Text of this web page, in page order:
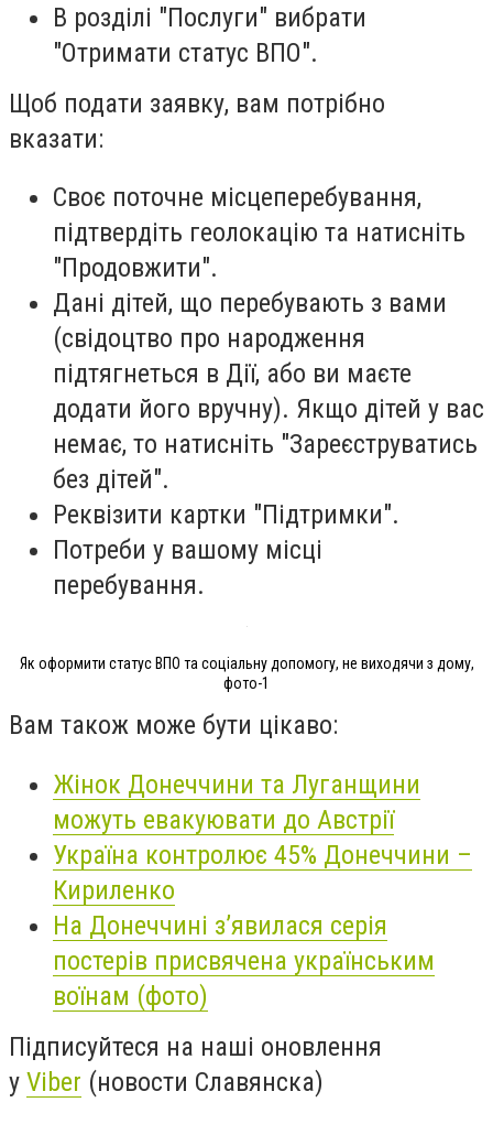
В розділі "Послуги" вибрати
"Отримати статус ВПО".
Щоб подати заявку, вам потрібно
вказати:
Своє поточне місцеперебування,
підтвердіть геолокацію та натисніть
"Продовжити".
Дані дітей, що перебувають з вами
(свідоцтво про народження
підтягнеться в Дії, або ви маєте
додати його вручну). Якщо дітей у вас
немає, то натисніть "Зареєструватись
без дітей".
Реквізити картки "Підтримки".
Потреби у вашому місці
перебування.
Як оформити статус ВПО та соціальну допомогу, не виходячи з дому,
фото-1
Вам також може бути цікаво:
Жінок Донеччини та Луганщини
можуть евакуювати до Австрії
Україна контролює 45% Донеччини –
Кириленко
На Донеччині з’явилася серія
постерів присвячена українським
воїнам (фото)
Підписуйтеся на наші оновлення
у Viber (новости Славянска)